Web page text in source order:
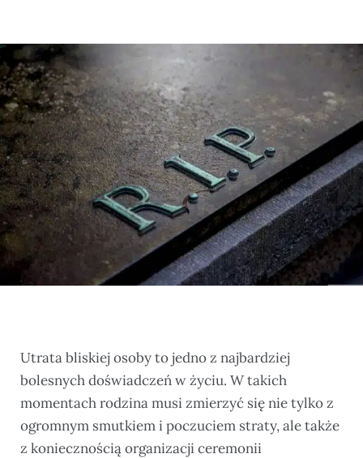
Utrata bliskiej osoby to jedno z najbardziej
bolesnych doświadczeń w życiu. W takich
momentach rodzina musi zmierzyć się nie tylko z
ogromnym smutkiem i poczuciem straty, ale także
z koniecznością organizacji ceremonii